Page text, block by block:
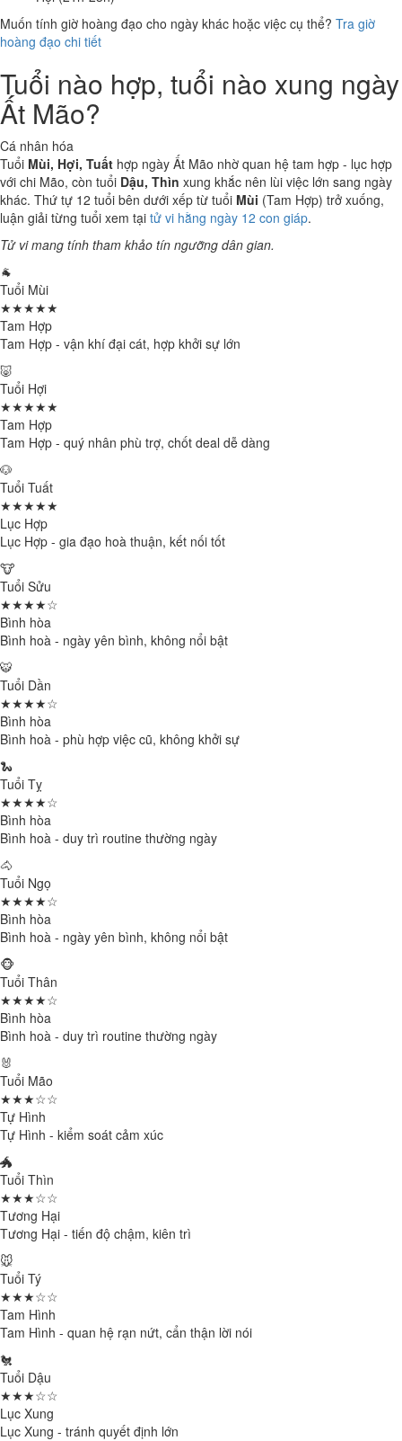
Muốn tính giờ hoàng đạo cho ngày khác hoặc việc cụ thể? Tra giờ
hoàng đạo chi tiết
Tuổi nào hợp, tuổi nào xung ngày
Ất Mão?
Cá nhân hóa
Tuổi Mùi, Hợi, Tuất hợp ngày Ất Mão nhờ quan hệ tam hợp - lục hợp
với chi Mão, còn tuổi Dậu, Thìn xung khắc nên lùi việc lớn sang ngày
khác. Thứ tự 12 tuổi bên dưới xếp từ tuổi Mùi (Tam Hợp) trở xuống,
luận giải từng tuổi xem tại tử vi hằng ngày 12 con giáp.
Tử vi mang tính tham khảo tín ngưỡng dân gian.
🐐
Tuổi Mùi
★★★★★
Tam Hợp
Tam Hợp - vận khí đại cát, hợp khởi sự lớn
🐷
Tuổi Hợi
★★★★★
Tam Hợp
Tam Hợp - quý nhân phù trợ, chốt deal dễ dàng
🐶
Tuổi Tuất
★★★★★
Lục Hợp
Lục Hợp - gia đạo hoà thuận, kết nối tốt
🐮
Tuổi Sửu
★★★★☆
Bình hòa
Bình hoà - ngày yên bình, không nổi bật
🐯
Tuổi Dần
★★★★☆
Bình hòa
Bình hoà - phù hợp việc cũ, không khởi sự
🐍
Tuổi Tỵ
★★★★☆
Bình hòa
Bình hoà - duy trì routine thường ngày
🐴
Tuổi Ngọ
★★★★☆
Bình hòa
Bình hoà - ngày yên bình, không nổi bật
🐵
Tuổi Thân
★★★★☆
Bình hòa
Bình hoà - duy trì routine thường ngày
🐰
Tuổi Mão
★★★☆☆
Tự Hình
Tự Hình - kiểm soát cảm xúc
🐲
Tuổi Thìn
★★★☆☆
Tương Hại
Tương Hại - tiến độ chậm, kiên trì
🐭
Tuổi Tý
★★★☆☆
Tam Hình
Tam Hình - quan hệ rạn nứt, cẩn thận lời nói
🐔
Tuổi Dậu
★★★☆☆
Lục Xung
Lục Xung - tránh quyết định lớn